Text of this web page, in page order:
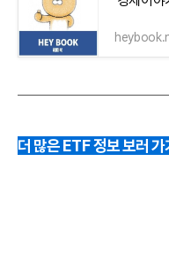
더 많은 ETF 정보 보러 가